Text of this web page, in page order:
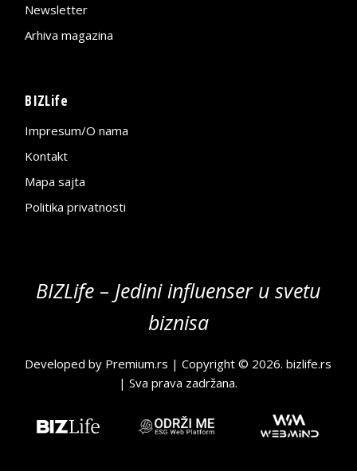
Newsletter
Arhiva magazina
BIZLife
Impresum/O nama
Kontakt
Mapa sajta
Politika privatnosti
BIZLife – Jedini influenser u svetu
biznisa
Developed by Premium.rs | Copyright © 2026.bizlife.rs
| Sva prava zadržana.